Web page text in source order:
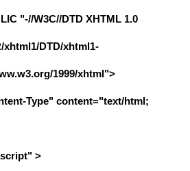
"-//W3C//DTD XHTML 1.0
DTD/xhtml1-
1999/xhtml">
Type" content="text/html;
>